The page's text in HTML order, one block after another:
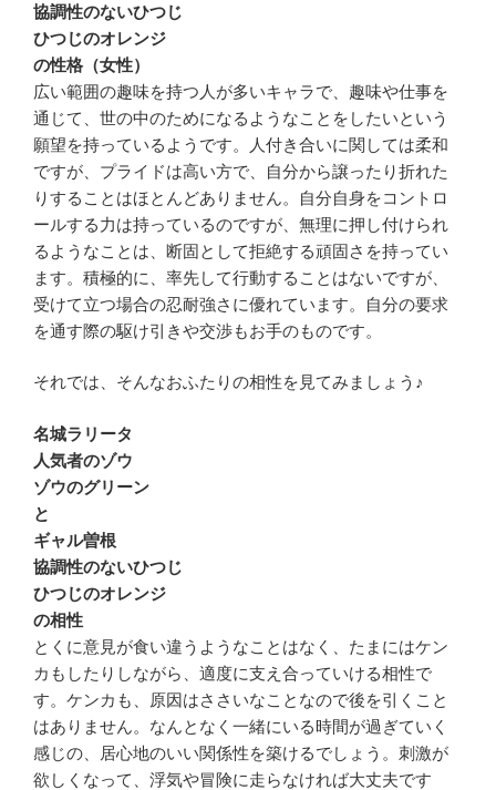
協調性のないひつじ
ひつじのオレンジ
の性格（女性）
広い範囲の趣味を持つ人が多いキャラで、趣味や仕事を
通じて、世の中のためになるようなことをしたいという
願望を持っているようです。人付き合いに関しては柔和
ですが、プライドは高い方で、自分から譲ったり折れた
りすることはほとんどありません。自分自身をコントロ
ールする力は持っているのですが、無理に押し付けられ
るようなことは、断固として拒絶する頑固さを持ってい
ます。積極的に、率先して行動することはないですが、
受けて立つ場合の忍耐強さに優れています。自分の要求
を通す際の駆け引きや交渉もお手のものです。
それでは、そんなおふたりの相性を見てみましょう♪
名城ラリータ
人気者のゾウ
ゾウのグリーン
と
ギャル曽根
協調性のないひつじ
ひつじのオレンジ
の相性
とくに意見が食い違うようなことはなく、たまにはケン
カもしたりしながら、適度に支え合っていける相性で
す。ケンカも、原因はささいなことなので後を引くこと
はありません。なんとなく一緒にいる時間が過ぎていく
感じの、居心地のいい関係性を築けるでしょう。刺激が
欲しくなって、浮気や冒険に走らなければ大丈夫です